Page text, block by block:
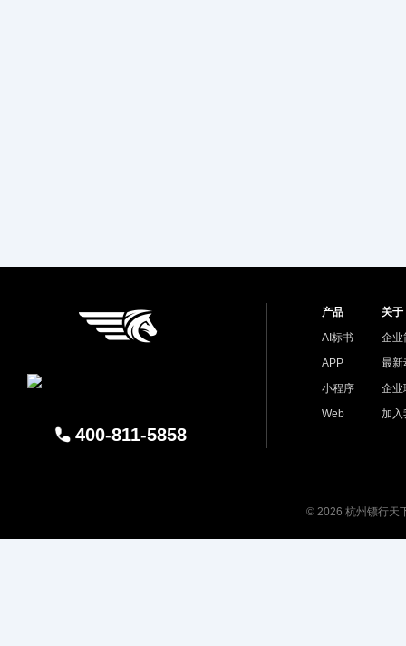
400-811-5858
产品
AI标书
APP
小程序
Web
关于
企业
最新
企业
加入
© 2026 杭州镖行天